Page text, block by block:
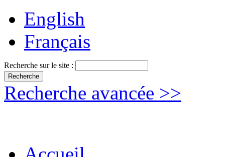
English
Français
Recherche sur le site :
Recherche avancée >>